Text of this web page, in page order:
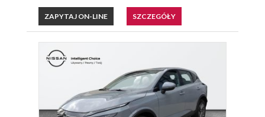
ZAPYTAJ ON-LINE SZCZEGÓŁY